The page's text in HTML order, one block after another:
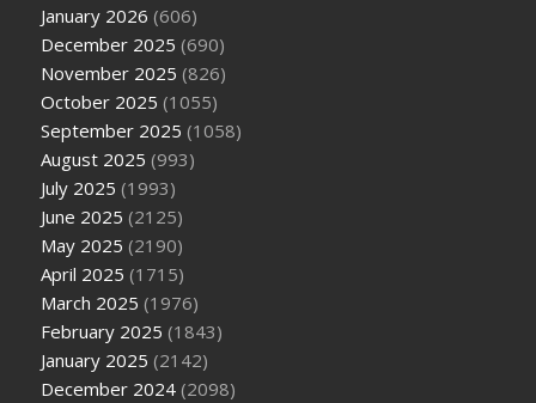
January 2026 (606)
December 2025 (690)
November 2025 (826)
October 2025 (1055)
September 2025 (1058)
August 2025 (993)
July 2025 (1993)
June 2025 (2125)
May 2025 (2190)
April 2025 (1715)
March 2025 (1976)
February 2025 (1843)
January 2025 (2142)
December 2024 (2098)